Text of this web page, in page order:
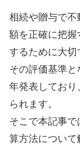
相続や贈与で
額を正確に把握
するために大切
その評価基準
年発表してお
られます。
そこで本記事
算方法について